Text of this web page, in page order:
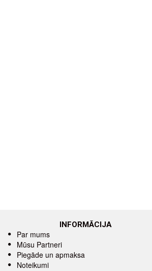
INFORMĀCIJA
Par mums
Mūsu Partneri
Piegāde un apmaksa
Noteikumi